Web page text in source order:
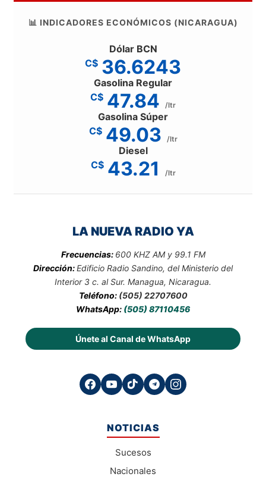
📊 INDICADORES ECONÓMICOS (NICARAGUA)
Dólar BCN
C$ 36.6243
Gasolina Regular
C$ 47.84 /ltr
Gasolina Súper
C$ 49.03 /ltr
Diesel
C$ 43.21 /ltr
LA NUEVA RADIO YA
Frecuencias: 600 KHZ AM y 99.1 FM
Dirección:Edificio Radio Sandino, del Ministerio del
Interior 3 c. al Sur. Managua, Nicaragua.
Teléfono: (505) 22707600
WhatsApp: (505) 87110456
Únete al Canal de WhatsApp
NOTICIAS
Sucesos
Nacionales